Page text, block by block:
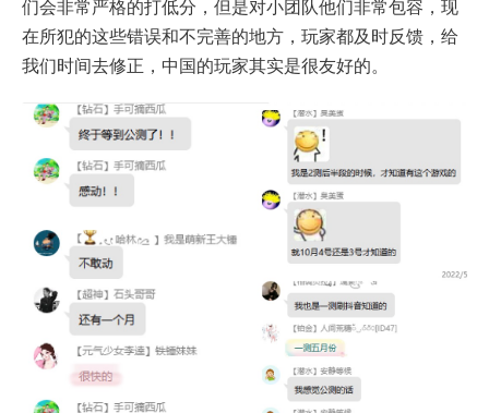
们会非常严格的打低分，但是对小团队他们非常包容，现
在所犯的这些错误和不完善的地方，玩家都及时反馈，给
我们时间去修正，中国的玩家其实是很友好的。